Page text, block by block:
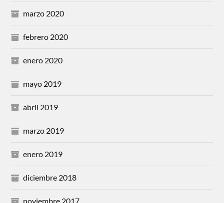
marzo 2020
febrero 2020
enero 2020
mayo 2019
abril 2019
marzo 2019
enero 2019
diciembre 2018
noviembre 2017